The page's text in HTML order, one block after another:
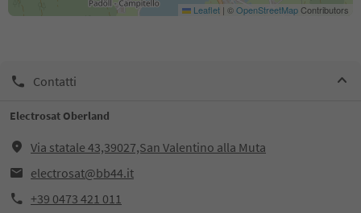
Leaflet | ©OpenStreetMapContributors
Contatti
Electrosat Oberland
Via statale 43,39027,San Valentino alla Muta
electrosat@bb44.it
+39 0473 421 011